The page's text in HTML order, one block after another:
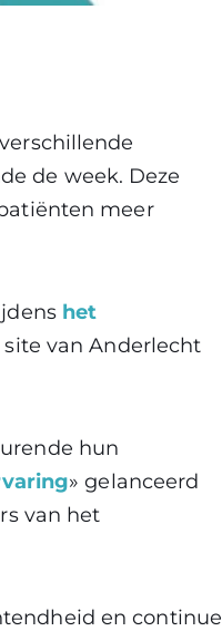
de week. Deze
meer
het
van Anderlecht
hun
» gelanceerd
van het
en continue